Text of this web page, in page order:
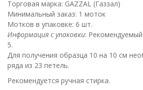
Торговая марка: GAZZAL (Газзал)
Минимальный заказ: 1 моток
Мотков в упаковке: 6 шт.
Информация с упаковки:
5.
Для получения образца 10 на 10 см
ряда из 23 петель.
Рекомендуется ручная стирка.